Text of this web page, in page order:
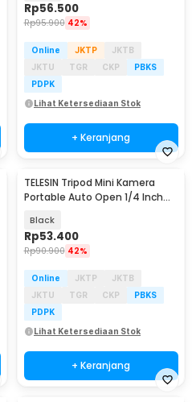
Rp56.500
Rp95.900 42%
Online JKTP
JKTB
JKTU
TGR CKP
PBKS
PDPK
Lihat Ketersediaan Stok
+ Keranjang
TELESIN Tripod Mini Kamera
Portable Auto Open 1/4 Inch
Black
Rp53.400
Rp90.900 42%
Online JKTP
JKTB
JKTU
TGR CKP
PBKS
PDPK
Lihat Ketersediaan Stok
+ Keranjang